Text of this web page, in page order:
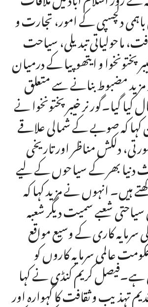
دلچسپی کے امور، تجارت و
ماحولیاتی تبدیلی، سیاحت
و ایتھوپیا کے درمیان
مزید مضبوط بنانے سے متعلق
کیا گیا۔گورنر خیبرپختونخوا نے
کہا کہ صوبے کے شمالی علاقے
دلکش مناظر اور تاریخی
بھر کے سیاحوں کے لیے
ہیں۔ انہوں نے مزید کہا کہ
سیاحتی شعبے سمیت دیگر شعبہ
سرمایہ کاری کے وسیع مواقع
عالمی سرمایہ کاروں کو
ہے۔فیصل کریم کنڈی نے کہا
تہذیب و ثقافت کا گہوارہ اور